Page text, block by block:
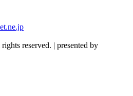
reserved. | presented by